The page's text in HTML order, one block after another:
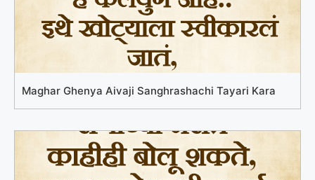
Maghar Ghenya Aivaji Sanghrashachi Tayari Kara